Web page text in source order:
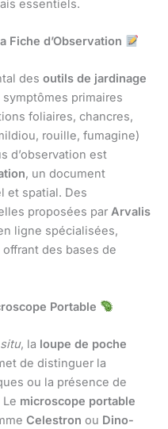
essentiels.
Fiche d’Observation
des outils de jardinage
primaires
foliaires, chancres,
rouille, fumagine)
d’observation est
, un document
et spatial. Des
proposées par Arvalis
ligne spécialisées,
des bases de
Portable
, la loupe de poche
de distinguer la
ou la présence de
microscope portable
Celestron ou Dino-